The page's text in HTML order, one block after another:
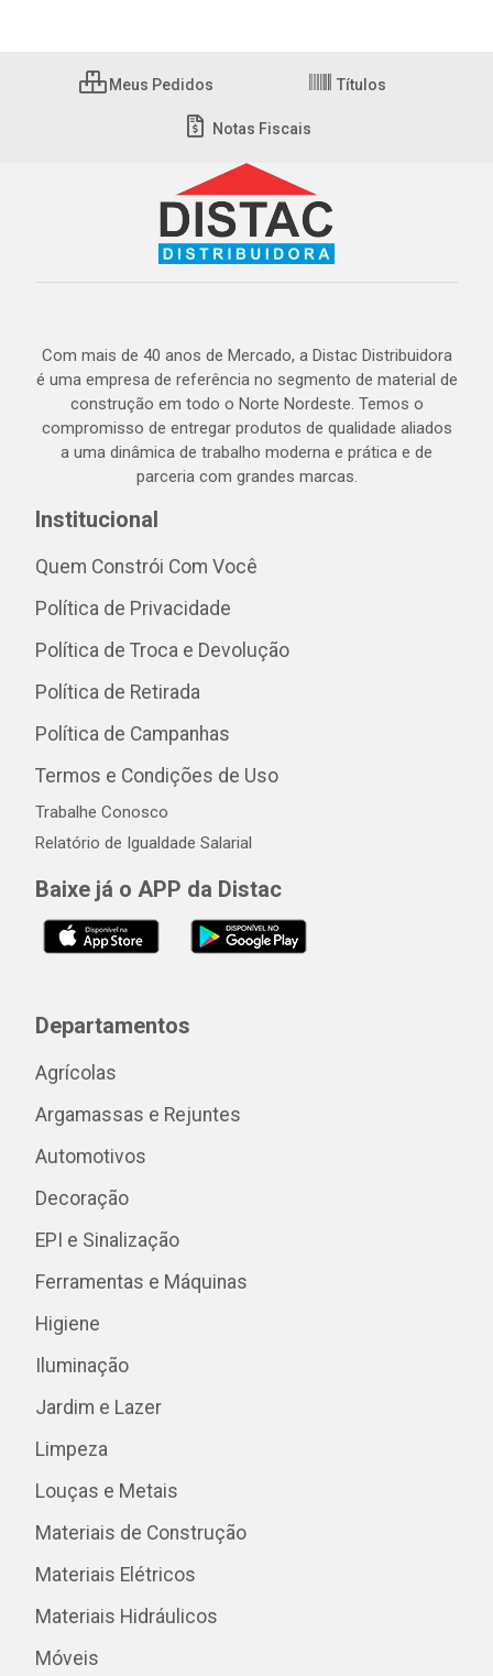
Meus Pedidos Títulos
Notas Fiscais
Com mais de 40 anos de Mercado, a Distac Distribuidora
é uma empresa de referência no segmento de material de
construção em todo o Norte Nordeste. Temos o
compromisso de entregar produtos de qualidade aliados
a uma dinâmica de trabalho moderna e prática e de
parceria com grandes marcas.
Institucional
Quem Constrói Com Você
Política de Privacidade
Política de Troca e Devolução
Política de Retirada
Política de Campanhas
Termos e Condições de Uso
Trabalhe Conosco
Relatório de Igualdade Salarial
Baixe já o APP da Distac
Departamentos
Agrícolas
Argamassas e Rejuntes
Automotivos
Decoração
EPI e Sinalização
Ferramentas e Máquinas
Higiene
Iluminação
Jardim e Lazer
Limpeza
Louças e Metais
Materiais de Construção
Materiais Elétricos
Materiais Hidráulicos
Móveis